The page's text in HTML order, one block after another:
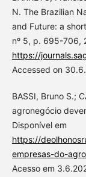
N. The Brazilian
and Future: a
nº 5, p. 695-706,
https://
Accessed on
BASSI, Bruno S.;
agronegócio
Disponível em
https://
empresas-do-
Acesso em